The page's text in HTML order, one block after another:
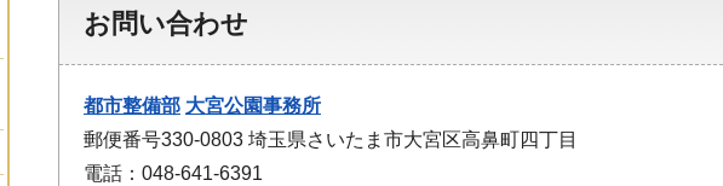
お問い合わせ
都市整備部 大宮公園事務所
郵便番号330-0803 埼玉県さいたま市大宮区高鼻町四丁目
電話：048-641-6391